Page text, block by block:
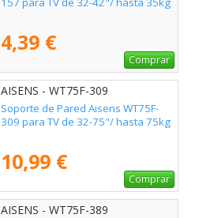
4,39 €
Comprar
AISENS - WT75F-309
Soporte de Pared Aisens WT75F-
309 para TV de 32-75"/ hasta 75kg
10,99 €
Comprar
AISENS - WT75F-389